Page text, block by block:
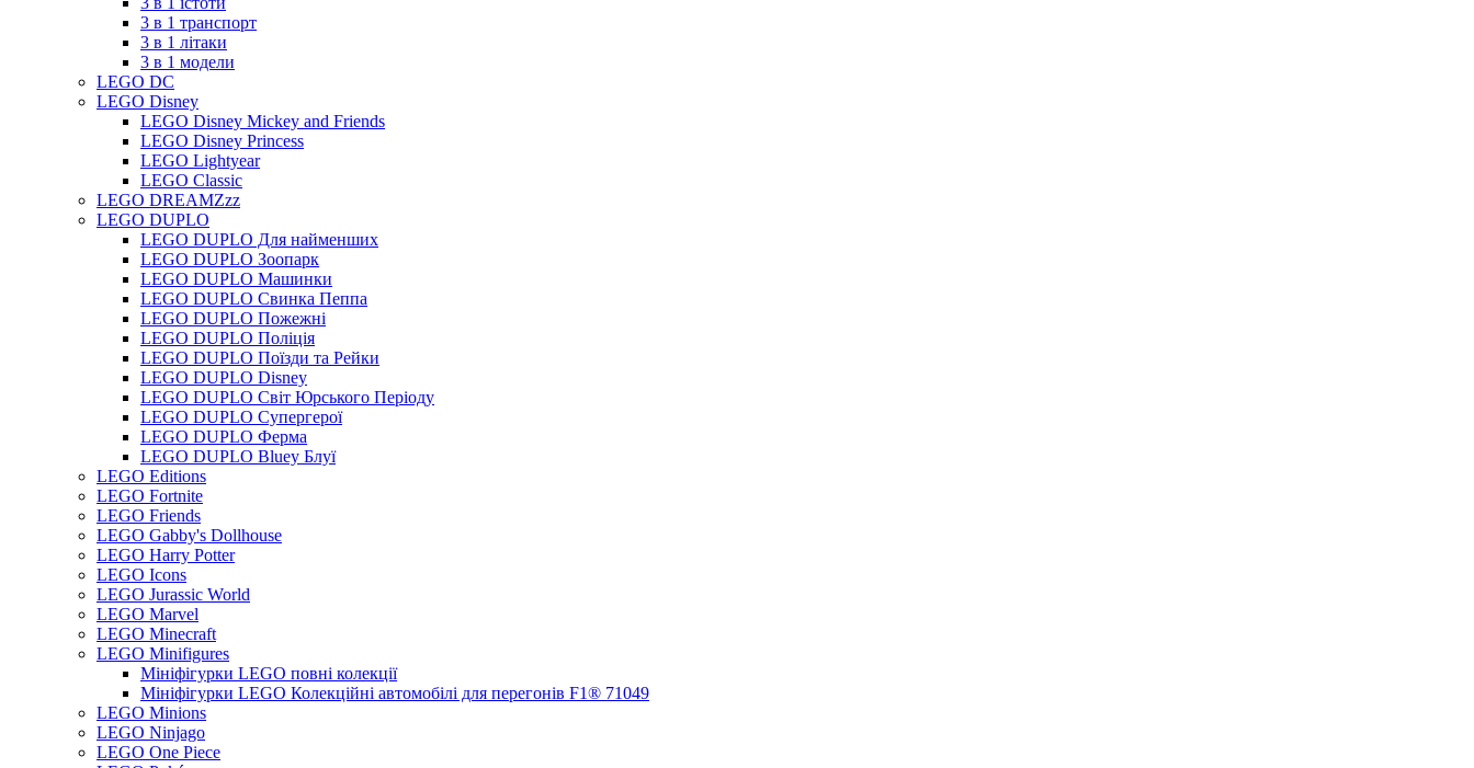
3 в 1 транспорт
3 в 1 літаки
3 в 1 модели
LEGO DC
LEGO Disney
LEGO Disney Mickey and Friends
LEGO Disney Princess
LEGO Lightyear
LEGO Classic
LEGO DREAMZzz
LEGO DUPLO
LEGO DUPLO Для найменших
LEGO DUPLO Зоопарк
LEGO DUPLO Машинки
LEGO DUPLO Свинка Пеппа
LEGO DUPLO Пожежні
LEGO DUPLO Поліція
LEGO DUPLO Поїзди та Рейки
LEGO DUPLO Disney
LEGO DUPLO Світ Юрського Періоду
LEGO DUPLO Супергерої
LEGO DUPLO Ферма
LEGO DUPLO Bluey Блуї
LEGO Editions
LEGO Fortnite
LEGO Friends
LEGO Gabby's Dollhouse
LEGO Harry Potter
LEGO Icons
LEGO Jurassic World
LEGO Marvel
LEGO Minecraft
LEGO Minifigures
Мініфігурки LEGO повні колекції
Мініфігурки LEGO Колекційні автомобілі для перегонів F1® 71049
LEGO Minions
LEGO Ninjago
LEGO One Piece